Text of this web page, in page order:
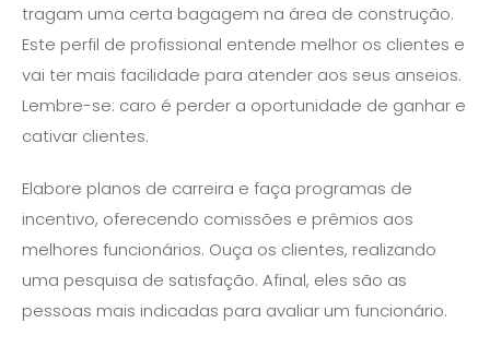
tragam uma certa bagagem na área de construção.
Este perfil de profissional entende melhor os clientes e
vai ter mais facilidade para atender aos seus anseios.
Lembre-se: caro é perder a oportunidade de ganhar e
cativar clientes.
Elabore planos de carreira e faça programas de
incentivo, oferecendo comissões e prêmios aos
melhores funcionários. Ouça os clientes, realizando
uma pesquisa de satisfação. Afinal, eles são as
pessoas mais indicadas para avaliar um funcionário.